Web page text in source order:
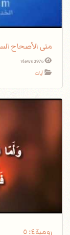
متى الأصحاح
3976 views
آيات
رومية٤: ٥